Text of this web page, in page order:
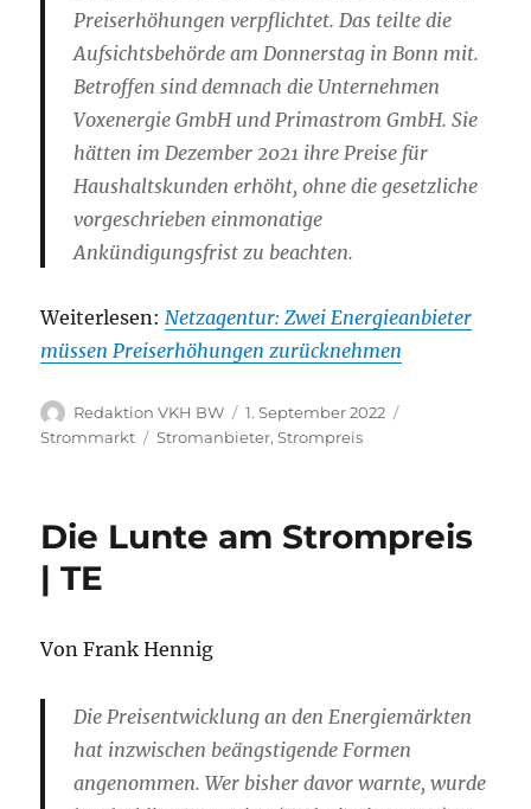
Preiserhöhungen verpflichtet. Das teilte die
Aufsichtsbehörde am Donnerstag in Bonn mit.
Betroffen sind demnach die Unternehmen
Voxenergie GmbH und Primastrom GmbH. Sie
hätten im Dezember 2021 ihre Preise für
Haushaltskunden erhöht, ohne die gesetzliche
vorgeschrieben einmonatige
Ankündigungsfrist zu beachten.
Weiterlesen: Netzagentur: Zwei Energieanbieter
müssen Preiserhöhungen zurücknehmen
Autor
Redaktion VKH BW
Veröffentlicht
am
1. September 2022
Strommarkt
Schlagwörter
Stromanbieter,Strompreis
Die Lunte am Strompreis
| TE
Von Frank Hennig
Die Preisentwicklung an den Energiemärkten
hat inzwischen beängstigende Formen
angenommen. Wer bisher davor warnte, wurde